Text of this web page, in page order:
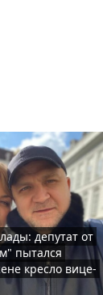
депутат от
пытался
кресло вице-